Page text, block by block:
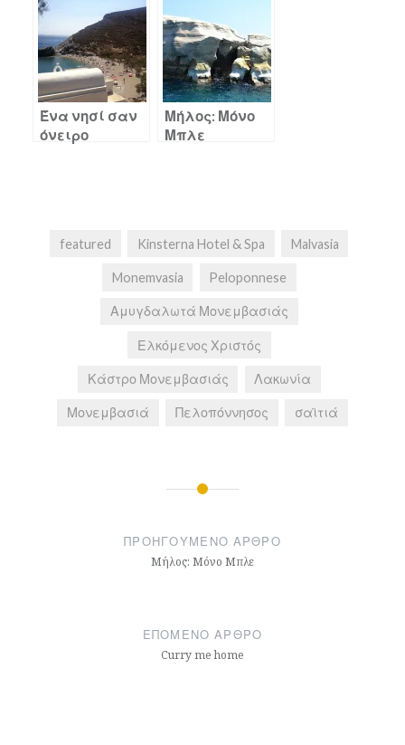
Ένα νησί σαν
όνειρο
Μήλος: Μόνο
Μπλε
featured Kinsterna Hotel & Spa Malvasia
Monemvasia Peloponnese
Αμυγδαλωτά Μονεμβασιάς
Ελκόμενος Χριστός
Κάστρο Μονεμβασιάς Λακωνία
Μονεμβασιά Πελοπόννησος σαϊτιά
ΠΡΟΗΓΟΎΜΕΝΟ ΆΡΘΡΟ
Μήλος: Μόνο Μπλε
ΕΠΌΜΕΝΟ ΆΡΘΡΟ
Curry me home